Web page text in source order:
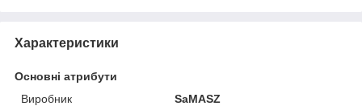
Характеристики
Основні атрибути
Виробник
SaMASZ